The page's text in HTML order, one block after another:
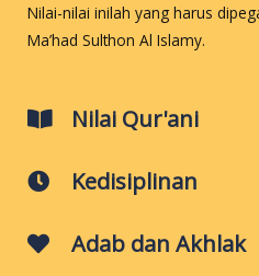
Nilai-nilai inilah yang harus
Ma’had Sulthon Al Islamy.
Nilai Qur'ani
Kedisiplinan
Adab dan Akhlak